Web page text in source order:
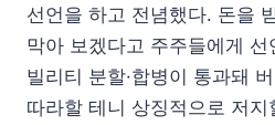
선언을 하고 전념했다. 돈을
막아 보겠다고 주주들에게
빌리티 분할·합병이 통과돼
따라할 테니 상징적으로 저